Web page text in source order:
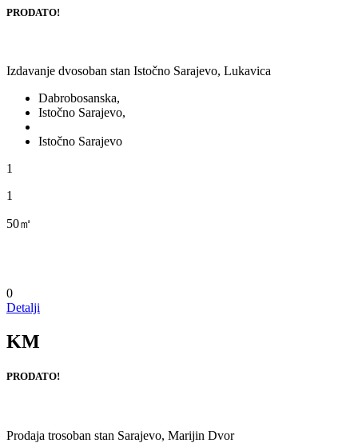
PRODATO!
Izdavanje dvosoban stan Istočno Sarajevo, Lukavica
Dabrobosanska,
Istočno Sarajevo,
Istočno Sarajevo
1
1
50㎡
0
Detalji
KM
PRODATO!
Prodaja trosoban stan Sarajevo, Marijin Dvor